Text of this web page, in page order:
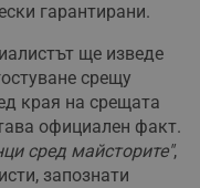
гарантирани.
ще изведе
срещу
края на срещата
официален факт.
сред майсторите",
запознати